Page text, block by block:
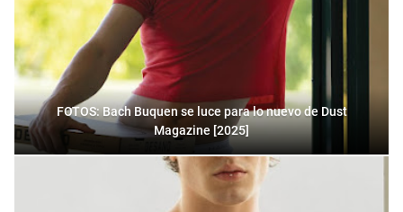
FOTOS: Bach Buquen se luce para lo nuevo de Dust
Magazine [2025]